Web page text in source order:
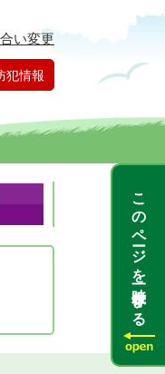
い変更
犯情報
このページを一時保存する